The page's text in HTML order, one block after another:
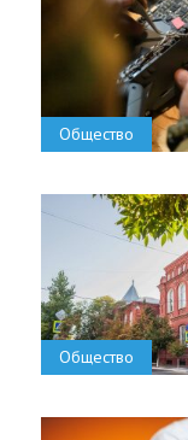
Общество
Общество